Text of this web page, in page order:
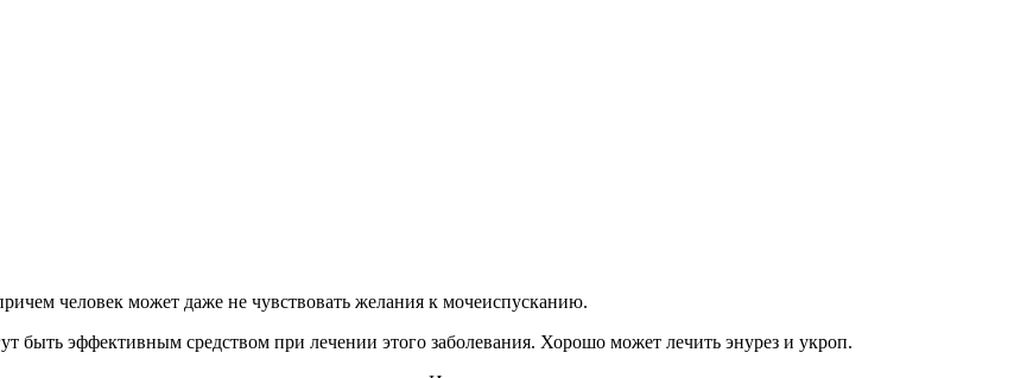
человек может даже не чувствовать желания к мочеиспусканию.
эффективным средством при лечении этого заболевания. Хорошо может лечить энурез и укроп.